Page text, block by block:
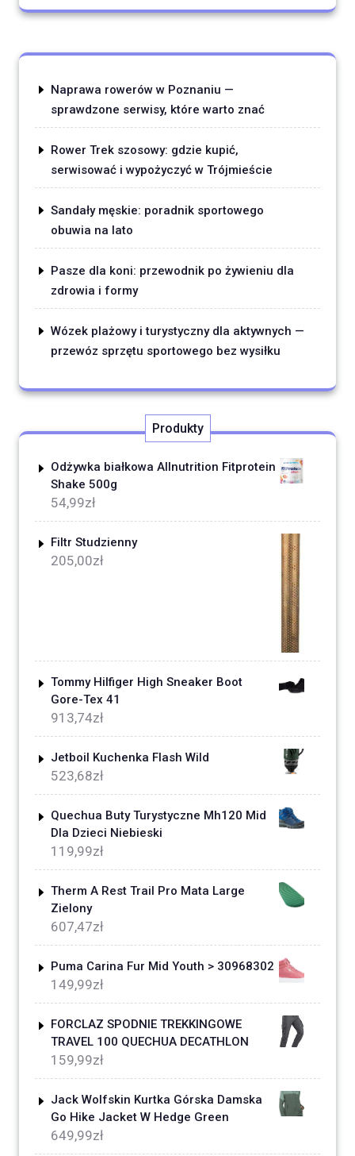
Naprawa rowerów w Poznaniu —
sprawdzone serwisy, które warto znać
Rower Trek szosowy: gdzie kupić,
serwisować i wypożyczyć w Trójmieście
Sandały męskie: poradnik sportowego
obuwia na lato
Pasze dla koni: przewodnik po żywieniu dla
zdrowia i formy
Wózek plażowy i turystyczny dla aktywnych —
przewóz sprzętu sportowego bez wysiłku
Produkty
Odżywka białkowa Allnutrition Fitprotein
Shake 500g
54,99zł
Filtr Studzienny
205,00zł
Tommy Hilfiger High Sneaker Boot
Gore-Tex 41
913,74zł
Jetboil Kuchenka Flash Wild
523,68zł
Quechua Buty Turystyczne Mh120 Mid
Dla Dzieci Niebieski
119,99zł
Therm A Rest Trail Pro Mata Large
Zielony
607,47zł
Puma Carina Fur Mid Youth > 30968302
149,99zł
FORCLAZ SPODNIE TREKKINGOWE
TRAVEL 100 QUECHUA DECATHLON
159,99zł
Jack Wolfskin Kurtka Górska Damska
Go Hike Jacket W Hedge Green
649,99zł